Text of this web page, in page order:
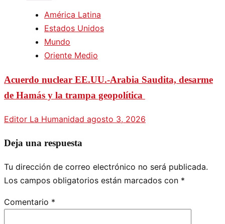
América Latina
Estados Unidos
Mundo
Oriente Medio
Acuerdo nuclear EE.UU.-Arabia Saudita, desarme
de Hamás y la trampa geopolítica
Editor La Humanidad agosto 3, 2026
Deja una respuesta
Tu dirección de correo electrónico no será publicada.
Los campos obligatorios están marcados con *
Comentario *